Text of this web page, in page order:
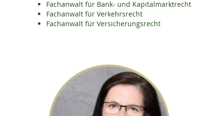
Fachanwalt für Bank- und Kapitalmarktrecht
Fachanwalt für Verkehrsrecht
Fachanwalt für Versicherungsrecht